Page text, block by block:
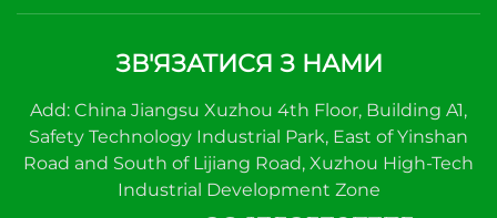
ЗВ'ЯЗАТИСЯ З НАМИ
Add: China Jiangsu Xuzhou 4th Floor, Building A1,
Safety Technology Industrial Park, East of Yinshan
Road and South of Lijiang Road, Xuzhou High-Tech
Industrial Development Zone